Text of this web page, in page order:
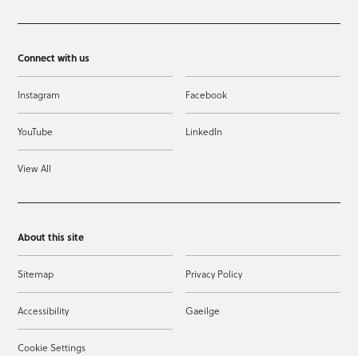
Connect with us
Instagram Facebook
YouTube LinkedIn
View All
About this site
Sitemap Privacy Policy
Accessibility Gaeilge
Cookie Settings